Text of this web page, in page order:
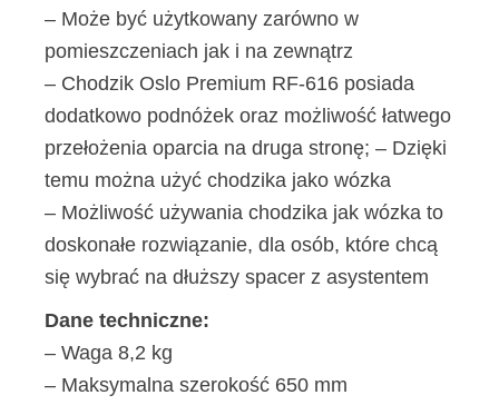
– Może być użytkowany zarówno w
pomieszczeniach jak i na zewnątrz
– Chodzik Oslo Premium RF-616 posiada
dodatkowo podnóżek oraz możliwość łatwego
przełożenia oparcia na druga stronę; – Dzięki
temu można użyć chodzika jako wózka
– Możliwość używania chodzika jak wózka to
doskonałe rozwiązanie, dla osób, które chcą
się wybrać na dłuższy spacer z asystentem
Dane techniczne:
– Waga 8,2 kg
– Maksymalna szerokość 650 mm